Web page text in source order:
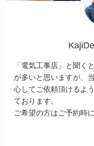
「電気工事店」と聞く
が多いと思いますが、
心してご依頼頂けるよ
ております。
ご希望の方はご予約時